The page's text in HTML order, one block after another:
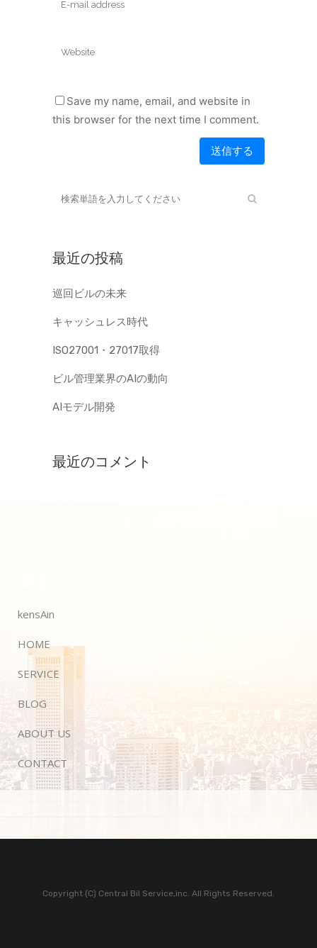
Save my name, email, and website in
this browser for the next time I comment.
最近の投稿
巡回ビルの未来
キャッシュレス時代
ISO27001・27017取得
ビル管理業界のAIの動向
AIモデル開発
最近のコメント
kensAin
HOME
SERVICE
BLOG
ABOUT US
CONTACT
Copyright (C) Central Bil Service,inc. All Rights Reserved.